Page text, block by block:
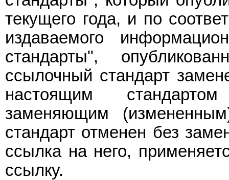
текущего года, и по
издаваемого
стандарты",
ссылочный стандарт
настоящим
заменяющим
стандарт отменен без
ссылка на него,
ссылку.